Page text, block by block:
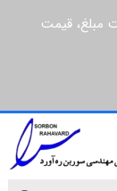
مبلغ، قیمت